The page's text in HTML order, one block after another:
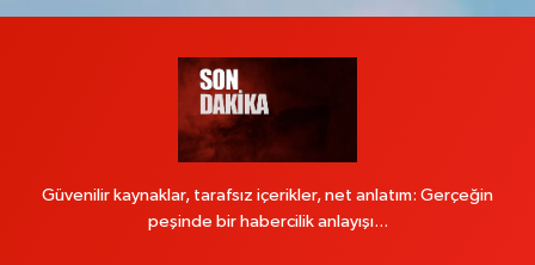
Güvenilir kaynaklar, tarafsız içerikler, net anlatım: Gerçeğin
peşinde bir habercilik anlayışı...